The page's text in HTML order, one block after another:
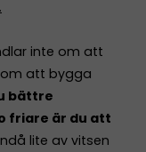
inte om att
att bygga
bättre
friare är du att
lite av vitsen